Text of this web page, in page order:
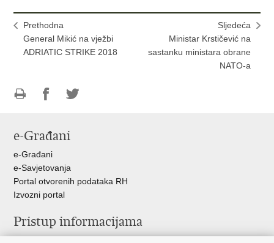
Prethodna
General Mikić na vježbi
ADRIATIC STRIKE 2018
Sljedeća
Ministar Krstičević na
sastanku ministara obrane
NATO-a
FacebookuTwitteru
e-Građani
e-Građani
e-Savjetovanja
Portal otvorenih podataka RH
Izvozni portal
Pristup informacijama